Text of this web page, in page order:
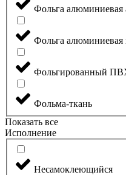
Фольга алюминиевая
Фольга алюминиевая
Фольгированный
Фольма-ткань
Показать все
Исполнение
Несамоклеющийся